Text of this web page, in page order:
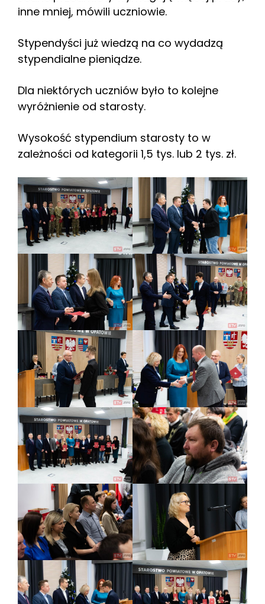
inne mniej, mówili uczniowie.
Stypendyści już wiedzą na co wydadzą
stypendialne pieniądze.
Dla niektórych uczniów było to kolejne
wyróżnienie od starosty.
Wysokość stypendium starosty to w
zależności od kategorii 1,5 tys. lub 2 tys. zł.